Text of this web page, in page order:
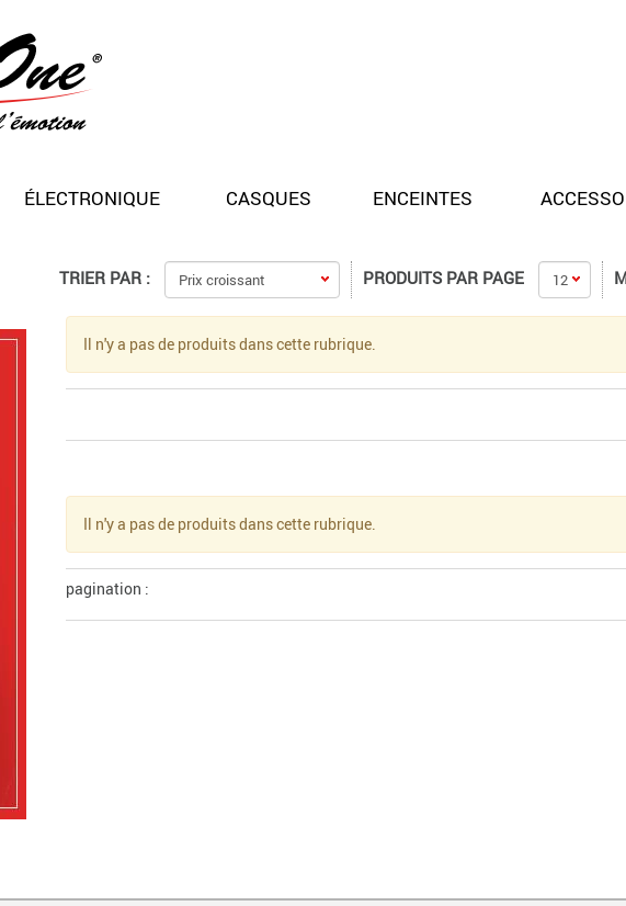
ÉLECTRONIQUE CASQUES ENCEINTES
TRIER PAR : PRODUITS PAR PAGE
Il n'y a pas de produits dans cette rubrique.
Il n'y a pas de produits dans cette rubrique.
pagination :